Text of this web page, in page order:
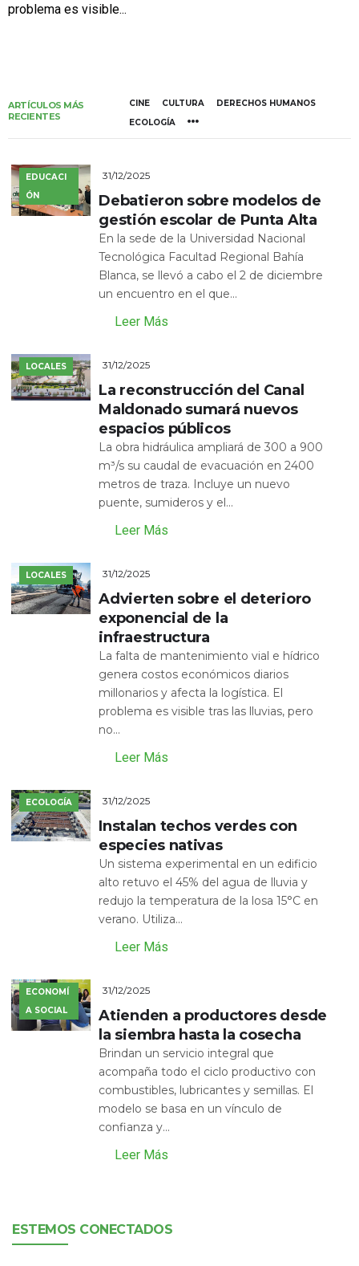
problema es visible...
ARTÍCULOS MÁS
RECIENTES
CINE CULTURA
DERECHOS HUMANOS
ECOLOGÍA
EDUCACI
ÓN
31/12/2025
Debatieron sobre modelos de
gestión escolar de Punta Alta
En la sede de la Universidad Nacional
Tecnológica Facultad Regional Bahía
Blanca, se llevó a cabo el 2 de diciembre
un encuentro en el que...
Leer Más
LOCALES 31/12/2025
La reconstrucción del Canal
Maldonado sumará nuevos
espacios públicos
La obra hidráulica ampliará de 300 a 900
m³/s su caudal de evacuación en 2400
metros de traza. Incluye un nuevo
puente, sumideros y el...
Leer Más
LOCALES 31/12/2025
Advierten sobre el deterioro
exponencial de la
infraestructura
La falta de mantenimiento vial e hídrico
genera costos económicos diarios
millonarios y afecta la logística. El
problema es visible tras las lluvias, pero
no...
Leer Más
ECOLOGÍA 31/12/2025
Instalan techos verdes con
especies nativas
Un sistema experimental en un edificio
alto retuvo el 45% del agua de lluvia y
redujo la temperatura de la losa 15°C en
verano. Utiliza...
Leer Más
ECONOMÍ
A SOCIAL
31/12/2025
Atienden a productores desde
la siembra hasta la cosecha
Brindan un servicio integral que
acompaña todo el ciclo productivo con
combustibles, lubricantes y semillas. El
modelo se basa en un vínculo de
confianza y...
Leer Más
ESTEMOS CONECTADOS